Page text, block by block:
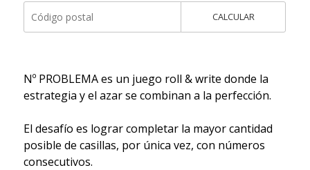
CALCULAR
Nº PROBLEMA es un juego roll & write donde la
estrategia y el azar se combinan a la perfección.
El desafío es lograr completar la mayor cantidad
posible de casillas, por única vez, con números
consecutivos.